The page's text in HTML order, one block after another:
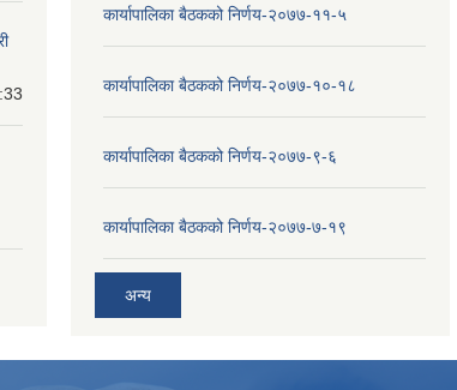
कार्यापालिका बैठकको निर्णय-२०७७-११-५
कार्यापालिका बैठकको निर्णय-२०७७-१०-१८
कार्यापालिका बैठकको निर्णय-२०७७-९-६
कार्यापालिका बैठकको निर्णय-२०७७-७-१९
अन्य